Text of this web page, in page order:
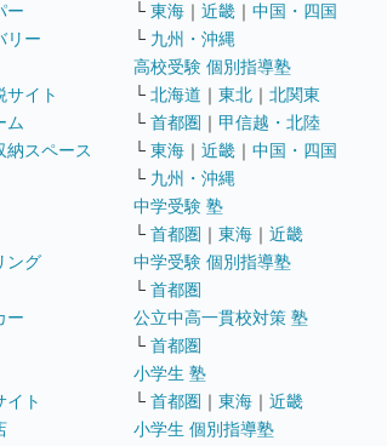
ー
リー
サイト
ム
納スペース
ング
ー
イト
└ 東海 ｜ 近畿 ｜ 中国・四国
└ 九州・沖縄
高校受験 個別指導塾
└ 北海道 ｜ 東北 ｜ 北関東
└ 首都圏 ｜ 甲信越・北陸
└ 東海 ｜ 近畿 ｜ 中国・四国
└ 九州・沖縄
中学受験 塾
└ 首都圏 ｜ 東海 ｜ 近畿
中学受験 個別指導塾
└ 首都圏
公立中高一貫校対策 塾
└ 首都圏
小学生 塾
└ 首都圏 ｜ 東海 ｜ 近畿
小学生 個別指導塾